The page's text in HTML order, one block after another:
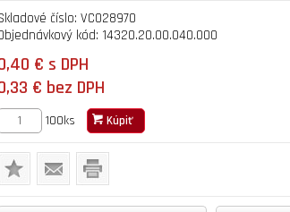
číslo: VC028970
kód: 14320.20.00.040.000
€ s DPH
€ bez DPH
100ks Kúpiť